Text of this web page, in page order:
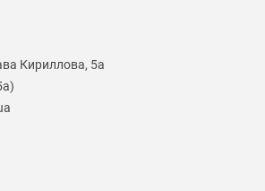
Кириллова, 5а